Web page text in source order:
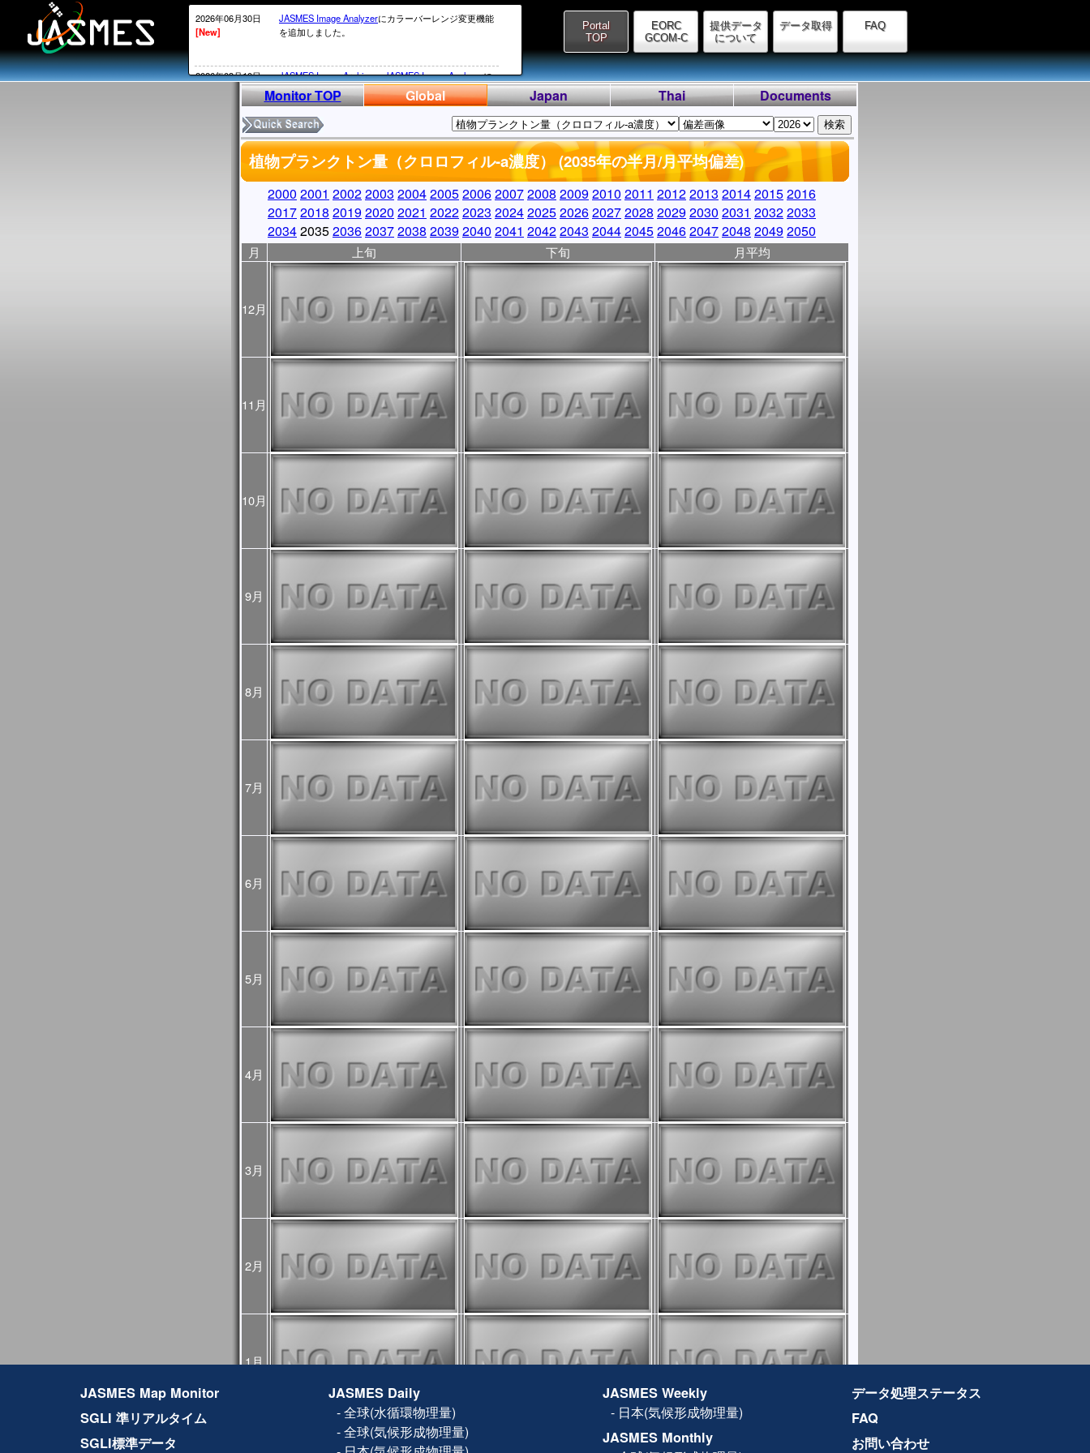
2026年06月30日
[New]
JASMES Image Analyzerにカラーバーレンジ変更機能
を追加しました。
2026年03月10日
JASMES Image Archive、JASMES Image Analyzerに
表示物理 量を追加しました。
2026年02月20日
衛星内の時刻がGPS系からDMS系に変わったため、
2026年02月12日頃～02月14日(UTC)にかけてのSGLIデ
ータについては、
MOS系の通常の処理ができない（処理に膨大な時間が
かかる）ことが発生しております。
処理されていないデータのリカバリについては、今後
実施していきます。
2026年02月13日
・SGLI標準データ、SGLI準リアルデータの提供が遅延
しています。サービス復旧時にお知らせいたします。
JASMES Image Archive、JASMES Image Analyzer
2025年12月26日
2026/1/7よりSGLIのET（蒸発散プロダクト）をV1001
に、データ提供期間を表示する機能を追加しました。
10/18から10/23までTIRに縞模様が出ることがあります
ントリストをご覧ください。
表示物理量を追加しました。
を公開しました。
2025年03月28日
JASMESエアロゾル統計プロダクトの作成手法を更新
し、v3200として公開しました。
像についても再作成を行いました。
プロダクト詳細についてはこちらをご確認ください。
をご確認ください。
2024年12月～2025年3月までエアロゾル推定において
め、
今後再処理を予定しております。他の期間より精度が
2025年02月25日
JASMES Imageに以下の物理量を追加いたしました。
MODIS(Terra+Aqua))
雪氷分布の偏差画像については、他のプロダクトと比
JASMES Climate モニタは公開停止いたしました。今
後はJASMES Image Archiveをご利用ください。
2024年12月末に内湾モニタを閉鎖し、
GEE版 内湾モ
ニタへ統合します。
らをご確認ください。
2024年10月03日(木) の設備メンテナンス以降、
ましたが、復旧しました。
2024年08月16日
2024年8月12日から8月15日(UTC)まで中断していた
GCOM-Cの観測が、8月16日0時(UTC)頃から再開しま
降の観測画像・データは従来通り更新予定です。
追加しました。詳細は 操作方法をご確認ください。
た。蒸発散量についてはFAQをご確認ください。
止などの影響が出る見込みです。
1回目：02月19日（月）：SGLI準リアルの配信遅延
2回目：02月22日（木）～26日（月）10:00JST
(01:00UTC)：Web更新停止。※FTPは更新されます
3回目：02月26日（月）10:00～15:00JST（01:00-
06:00UTC）： Webサイト、FTPへのアクセス不可
Portal
TOP
EORC
GCOM-C
提供データ
について
データ取得 FAQ
Monitor TOP Global Japan Thai Documents
植物プランクトン量（クロロフィル-a濃度） (2035年の半月/月平均偏差)
2000 2001 20022003 20042005200620072008 20092010 2011 20122013 201420152016
20172018 20192020 2021 20222023 20242025202620272028 20292030 2031 20322033
20342035203620372038 20392040 2041 20422043 20442045204620472048 20492050
月 上旬 下旬 月平均
12月
11月
10月
9月
8月
7月
6月
5月
4月
3月
2月
1月
JASMES Map Monitor
SGLI 準リアルタイム
SGLI標準データ
JASMES Daily
-全球(水循環物理量)
-全球(気候形成物理量)
JASMES Weekly
- 日本(気候形成物理量)
JASMES Monthly
データ処理ステータス
FAQ
お問い合わせ